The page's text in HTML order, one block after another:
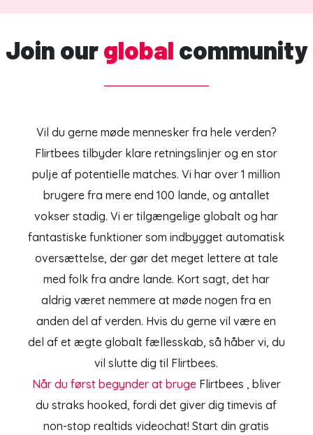
Join ourglobal community
Vil du gerne møde mennesker fra hele verden?
Flirtbees tilbyder klare retningslinjer og en stor
pulje af potentielle matches. Vi har over 1 million
brugere fra mere end 100 lande, og antallet
vokser stadig. Vi er tilgængelige globalt og har
fantastiske funktioner som indbygget automatisk
oversættelse, der gør det meget lettere at tale
med folk fra andre lande. Kort sagt, det har
aldrig været nemmere at møde nogen fra en
anden del af verden. Hvis du gerne vil være en
del af et ægte globalt fællesskab, så håber vi, du
vil slutte dig til Flirtbees.
Når du først begynder at bruge Flirtbees , bliver
du straks hooked, fordi det giver dig timevis af
non-stop realtids videochat! Start din gratis